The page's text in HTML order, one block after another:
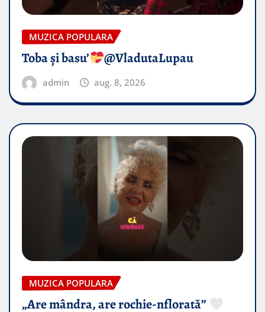
MUZICA POPULARA
Toba și basu’ @VladutaLupau
admin aug. 8, 2026
MUZICA POPULARA
„Are mândra, are rochie-nflorată”